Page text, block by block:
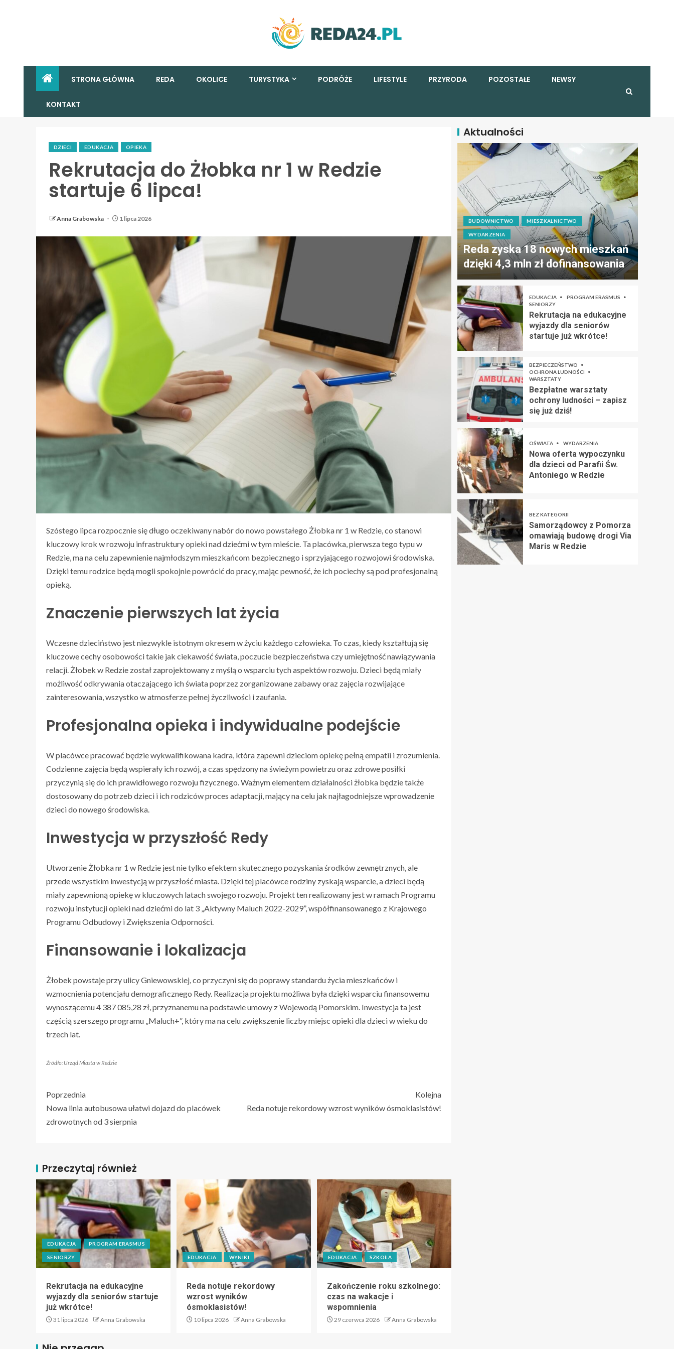
STRONA GŁÓWNA REDA OKOLICE TURYSTYKA PODRÓŻE LIFESTYLE PRZYRODA POZOSTAŁE NEWSY
KONTAKT
DZIECI EDUKACJA OPIEKA
Rekrutacja do Żłobka nr 1 w Redzie
startuje 6 lipca!
Anna Grabowska 1 lipca 2026
Szóstego lipca rozpocznie się długo oczekiwany nabór do nowo powstałego Żłobka nr 1 w Redzie, co stanowi
kluczowy krok w rozwoju infrastruktury opieki nad dziećmi w tym mieście. Ta placówka, pierwsza tego typu w
Redzie, ma na celu zapewnienie najmłodszym mieszkańcom bezpiecznego i sprzyjającego rozwojowi środowiska.
Dzięki temu rodzice będą mogli spokojnie powrócić do pracy, mając pewność, że ich pociechy są pod profesjonalną
opieką.
Znaczenie pierwszych lat życia
Wczesne dzieciństwo jest niezwykle istotnym okresem w życiu każdego człowieka. To czas, kiedy kształtują się
kluczowe cechy osobowości takie jak ciekawość świata, poczucie bezpieczeństwa czy umiejętność nawiązywania
relacji. Żłobek w Redzie został zaprojektowany z myślą o wsparciu tych aspektów rozwoju. Dzieci będą miały
możliwość odkrywania otaczającego ich świata poprzez zorganizowane zabawy oraz zajęcia rozwijające
zainteresowania, wszystko w atmosferze pełnej życzliwości i zaufania.
Profesjonalna opieka i indywidualne podejście
W placówce pracować będzie wykwalifikowana kadra, która zapewni dzieciom opiekę pełną empatii i zrozumienia.
Codzienne zajęcia będą wspierały ich rozwój, a czas spędzony na świeżym powietrzu oraz zdrowe posiłki
przyczynią się do ich prawidłowego rozwoju fizycznego. Ważnym elementem działalności żłobka będzie także
dostosowany do potrzeb dzieci i ich rodziców proces adaptacji, mający na celu jak najłagodniejsze wprowadzenie
dzieci do nowego środowiska.
Inwestycja w przyszłość Redy
Utworzenie Żłobka nr 1 w Redzie jest nie tylko efektem skutecznego pozyskania środków zewnętrznych, ale
przede wszystkim inwestycją w przyszłość miasta. Dzięki tej placówce rodziny zyskają wsparcie, a dzieci będą
miały zapewnioną opiekę w kluczowych latach swojego rozwoju. Projekt ten realizowany jest w ramach Programu
rozwoju instytucji opieki nad dziećmi do lat 3 „Aktywny Maluch 2022-2029”, współfinansowanego z Krajowego
Programu Odbudowy i Zwiększenia Odporności.
Finansowanie i lokalizacja
Żłobek powstaje przy ulicy Gniewowskiej, co przyczyni się do poprawy standardu życia mieszkańców i
wzmocnienia potencjału demograficznego Redy. Realizacja projektu możliwa była dzięki wsparciu finansowemu
wynoszącemu 4 387 085,28 zł, przyznanemu na podstawie umowy z Wojewodą Pomorskim. Inwestycja ta jest
częścią szerszego programu „Maluch+”, który ma na celu zwiększenie liczby miejsc opieki dla dzieci w wieku do
trzech lat.
Źródło: Urząd Miasta w Redzie
Poprzednia
Nowa linia autobusowa ułatwi dojazd do placówek
zdrowotnych od 3 sierpnia
Kolejna
Reda notuje rekordowy wzrost wyników ósmoklasistów!
Przeczytaj również
EDUKACJA PROGRAM ERASMUS
SENIORZY
Rekrutacja na edukacyjne
wyjazdy dla seniorów startuje
już wkrótce!
31 lipca 2026 Anna Grabowska
EDUKACJA WYNIKI
Reda notuje rekordowy
wzrost wyników
ósmoklasistów!
10 lipca 2026 Anna Grabowska
EDUKACJA SZKOŁA
Zakończenie roku szkolnego:
czas na wakacje i
wspomnienia
29 czerwca 2026 Anna Grabowska
Aktualności
BUDOWNICTWO MIESZKALNICTWO
WYDARZENIA
Reda zyska 18 nowych mieszkań
dzięki 4,3 mln zł dofinansowania
EDUKACJA
PROGRAM ERASMUS
SENIORZY
Rekrutacja na edukacyjne
wyjazdy dla seniorów
startuje już wkrótce!
BEZPIECZEŃSTWO
OCHRONA LUDNOŚCI
WARSZTATY
Bezpłatne warsztaty
ochrony ludności – zapisz
się już dziś!
OŚWIATA WYDARZENIA
Nowa oferta wypoczynku
dla dzieci od Parafii Św.
Antoniego w Redzie
BEZ KATEGORII
Samorządowcy z Pomorza
omawiają budowę drogi Via
Maris w Redzie